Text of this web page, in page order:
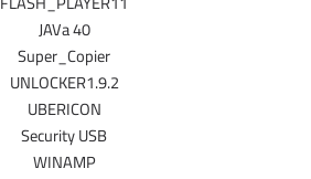
JAVa 40
Super_Copier
UNLOCKER1.9.2
UBERICON
Security USB
WINAMP